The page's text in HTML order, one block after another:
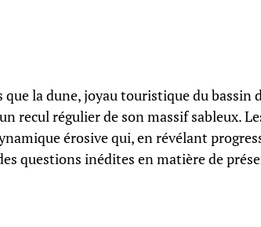
la dune, joyau touristique du bassin
recul régulier de son massif sableux.
érosive qui, en révélant
questions inédites en matière de